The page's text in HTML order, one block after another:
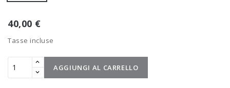
40,00 €
Tasse incluse
AGGIUNGI AL CARRELLO